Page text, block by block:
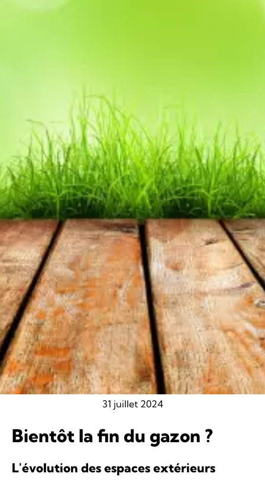
31 juillet 2024
Bientôt la fin du gazon ?
L'évolution des espaces extérieurs